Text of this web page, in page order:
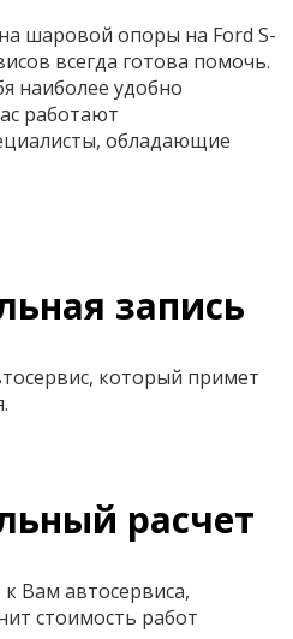
шаровой опоры на Ford S-
всегда готова помочь.
наиболее удобно
работают
обладающие
запись
который примет
расчет
Вам автосервиса,
стоимость работ